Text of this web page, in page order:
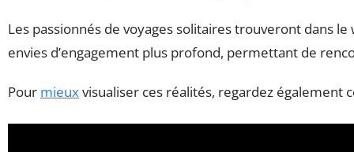
Les passionnés de voyages solitaires trouveront dans
envies d’engagement plus profond, permettant de
Pour mieuxvisualiser ces réalités, regardez également